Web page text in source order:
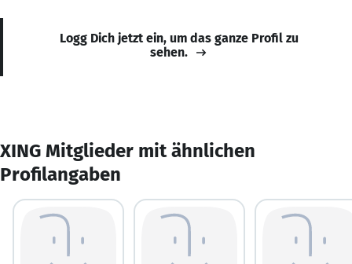
Logg Dich jetzt ein, um das ganze Profil zu
sehen.
XING Mitglieder mit ähnlichen
Profilangaben